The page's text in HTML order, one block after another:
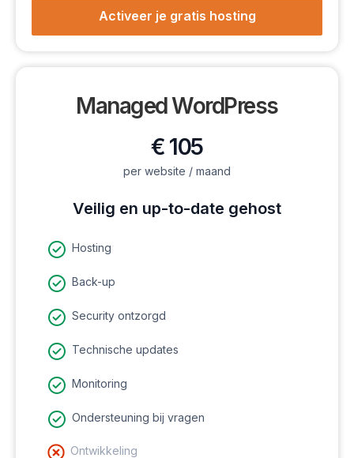
Activeer je gratis hosting
Managed WordPress
Veilig en up-to-date gehost
€ 105
per website / maand
Hosting
Back-up
Security ontzorgd
Technische updates
Monitoring
Ondersteuning bij vragen
Ontwikkeling